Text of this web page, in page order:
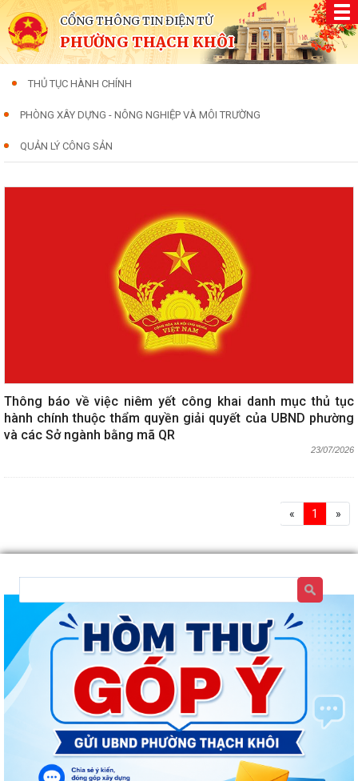
CỔNG THÔNG TIN ĐIỆN TỬ
PHƯỜNG THẠCH KHÔI
THỦ TỤC HÀNH CHÍNH
PHÒNG XÂY DỰNG - NÔNG NGHIỆP VÀ MÔI TRƯỜNG
QUẢN LÝ CÔNG SẢN
Thông báo về việc niêm yết công khai danh mục thủ tục
hành chính thuộc thẩm quyền giải quyết của UBND phường
và các Sở ngành bằng mã QR
23/07/2026
« 1 »